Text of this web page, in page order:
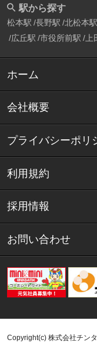
駅から探す
松本駅 長野駅 北松本駅
広丘駅 市役所前駅 上
ホーム
会社概要
プライバシーポリ
利用規約
採用情報
お問い合わせ
Copyright(c) 株式会社チン